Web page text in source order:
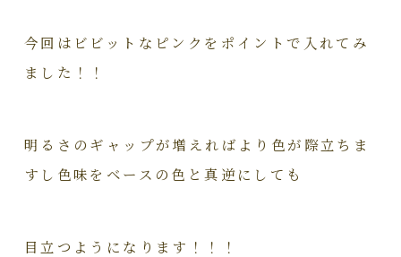
今回はビビットなピンクをポイントで入れてみ
ました！！
明るさのギャップが増えればより色が際立ちま
すし色味をベースの色と真逆にしても
目立つようになります！！！